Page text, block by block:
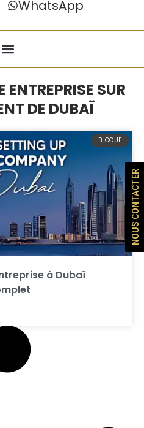
WhatsApp
ENTREPRISE SUR
DE DUBAÏ
BLOGUE
à Dubaï
NOUS CONTACTER